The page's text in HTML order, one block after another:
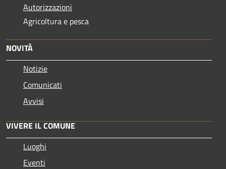
Autorizzazioni
Agricoltura e pesca
NOVITÀ
Notizie
Comunicati
Avvisi
VIVERE IL COMUNE
Luoghi
Eventi